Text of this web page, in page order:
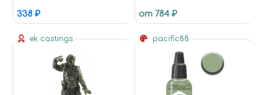
MUNITIONSSCHLEPPER AUF
PZ.KPFW.I AUSF. A
338 ₽ от 784 ₽
ek castings pacific88